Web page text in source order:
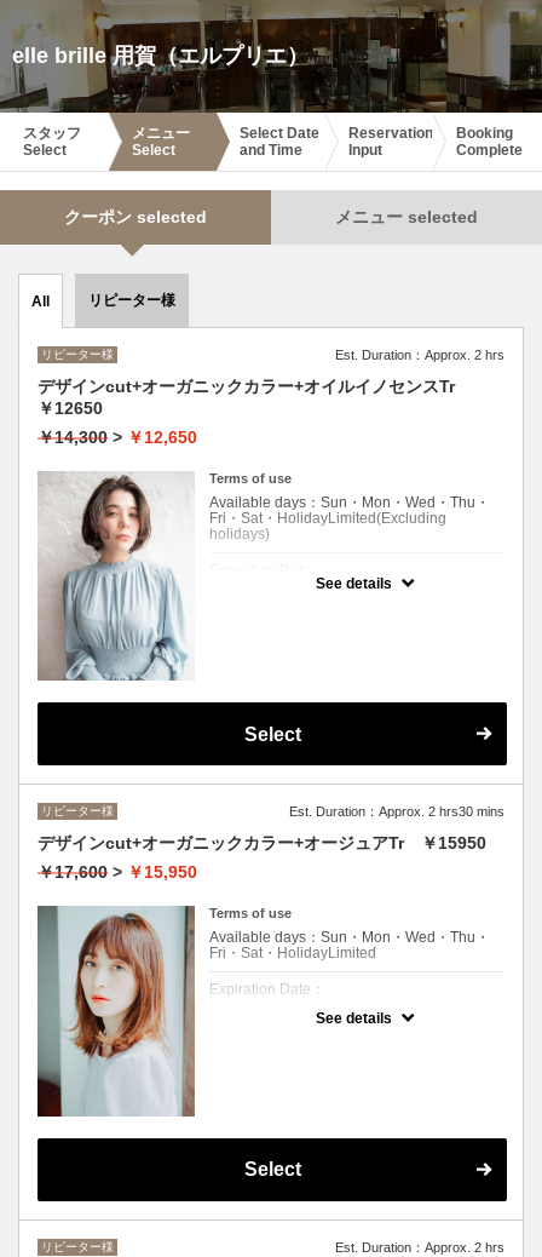
elle brille 用賀（エルプリエ）
スタッフ
Select
メニュー
Select
Select Date
and Time
Reservation
Input
Booking
Complete
クーポン selected メニュー selected
All リピーター様
リピーター様 Est. Duration：Approx. 2 hrs
デザインcut+オーガニックカラー+オイルイノセンスTr
￥12650
￥14,300 > ￥12,650
Terms of use
Available days：Sun・Mon・Wed・Thu・
Fri・Sat・HolidayLimited(Excluding
holidays)
然由来成分配合のヘアカラー！ロング料金
+\1100)
See details
Select
リピーター様 Est. Duration：Approx. 2 hrs30 mins
デザインcut+オーガニックカラー+オージュアTr ￥15950
￥17,600 > ￥15,950
Terms of use
Available days：Sun・Mon・Wed・Thu・
Fri・Sat・HolidayLimited
Expiration Date：
エルプリエご利用したことのあるお客様
See details
Select
リピーター様 Est. Duration：Approx. 2 hrs